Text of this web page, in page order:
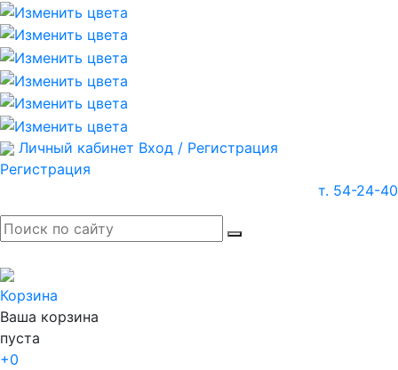
Личный кабинет Вход / Регистрация
Регистрация
т. 54-24-40
Корзина
Ваша корзина
пуста
+0